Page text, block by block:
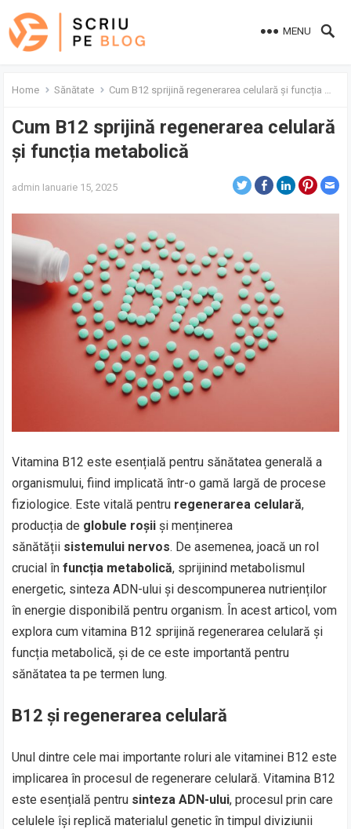
MENU
Home Sănătate Cum B12 sprijină regenerarea celulară și funcția metabolică
Cum B12 sprijină regenerarea celulară
și funcția metabolică
admin Ianuarie 15, 2025
Vitamina B12 este esențială pentru sănătatea generală a
organismului, fiind implicată într-o gamă largă de procese
fiziologice. Este vitală pentru regenerarea celulară,
producția de globule roșii și menținerea
sănătății sistemului nervos. De asemenea, joacă un rol
crucial înfuncția metabolică, sprijinind metabolismul
energetic, sinteza ADN-ului și descompunerea nutrienților
în energie disponibilă pentru organism. În acest articol, vom
explora cum vitamina B12 sprijină regenerarea celulară și
funcția metabolică, și de ce este importantă pentru
sănătatea ta pe termen lung.
B12 și regenerarea celulară
Unul dintre cele mai importante roluri ale vitaminei B12 este
implicarea în procesul de regenerare celulară. Vitamina B12
este esențială pentru sinteza ADN-ului, procesul prin care
celulele își replică materialul genetic în timpul diviziunii